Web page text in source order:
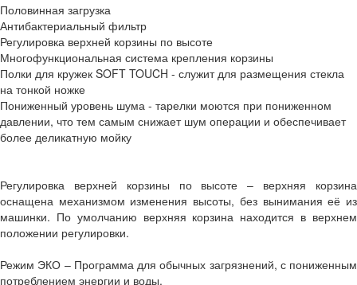
Половинная загрузка
Антибактериальный фильтр
Регулировка верхней корзины по высоте
Многофункциональная система крепления корзины
Полки для кружек SOFT TOUCH - служит для размещения стекла
на тонкой ножке
Пониженный уровень шума - тарелки моются при пониженном
давлении, что тем самым снижает шум операции и обеспечивает
более деликатную мойку
Регулировка верхней корзины по высоте – верхняя корзина
оснащена механизмом изменения высоты, без вынимания её из
машинки. По умолчанию верхняя корзина находится в верхнем
положении регулировки.
Режим ЭКО – Программа для обычных загрязнений, с пониженным
потреблением энергии и воды.